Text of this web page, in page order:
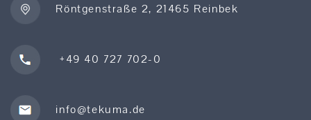
Röntgenstraße 2, 21465 Reinbek
+49 40 727 702-0
info@tekuma.de